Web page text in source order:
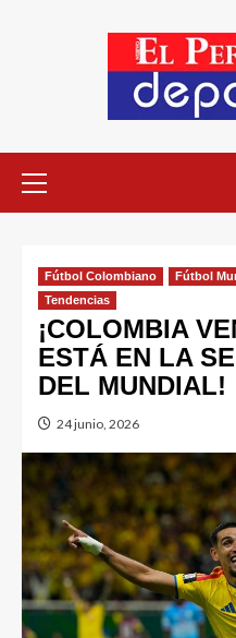
Fútbol Colombiano Fútbol
Tendencias
¡COLOMBIA
ESTÁ EN LA
DEL MUNDIAL!
24 junio, 2026